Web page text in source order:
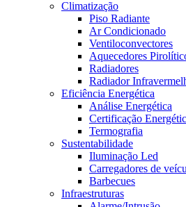
Climatização
Piso Radiante
Ar Condicionado
Ventiloconvectores
Aquecedores
Radiadores
Radiador
Eficiência Energética
Análise Energética
Certificação
Termografia
Sustentabilidade
Iluminação Led
Carregadores de
Barbecues
Infraestruturas